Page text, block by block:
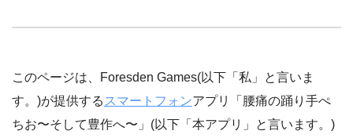
このページは、Foresden Games(以下「私」と言いま
す。)が提供する スマートフォンアプリ「腰痛の踊り手ぺ
ちお〜そして豊作へ〜」(以下「本アプリ」と言います。)